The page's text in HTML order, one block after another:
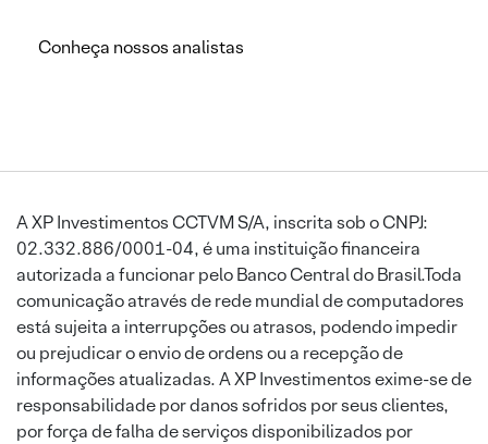
Conheça nossos analistas
A XP Investimentos CCTVM S/A, inscrita sob o CNPJ:
02.332.886/0001-04, é uma instituição financeira
autorizada a funcionar pelo Banco Central do Brasil.Toda
comunicação através de rede mundial de computadores
está sujeita a interrupções ou atrasos, podendo impedir
ou prejudicar o envio de ordens ou a recepção de
informações atualizadas. A XP Investimentos exime-se de
responsabilidade por danos sofridos por seus clientes,
por força de falha de serviços disponibilizados por